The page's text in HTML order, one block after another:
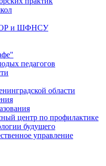
и ШФНСУ
педагогов
области
центр по профилактике
будущего
управление